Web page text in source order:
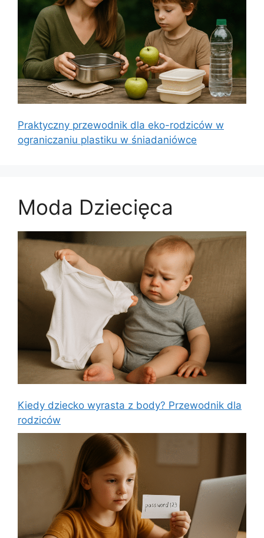
Praktyczny przewodnik dla eko-rodziców w
ograniczaniu plastiku w śniadaniówce
Moda Dziecięca
Kiedy dziecko wyrasta z body? Przewodnik dla
rodziców